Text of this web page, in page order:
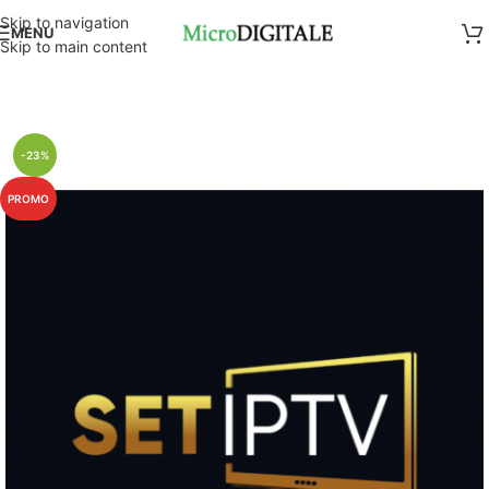
Skip to navigation
Skip to main content
MENU
-23%
PROMO